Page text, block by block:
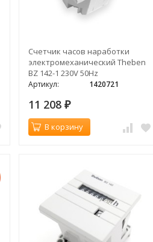
Счетчик часов наработки
электромеханический Theben
BZ 142-1 230V 50Hz
Артикул: 1420721
11 208 ₽
В корзину